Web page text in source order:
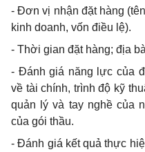
- Đơn vị nhận đặt hàng
kinh doanh, vốn điều lệ).
- Thời gian đặt hàng; địa
- Đánh giá năng lực của
về tài chính, trình độ kỹ
quản lý và tay nghề của
của gói thầu.
- Đánh giá kết quả thực